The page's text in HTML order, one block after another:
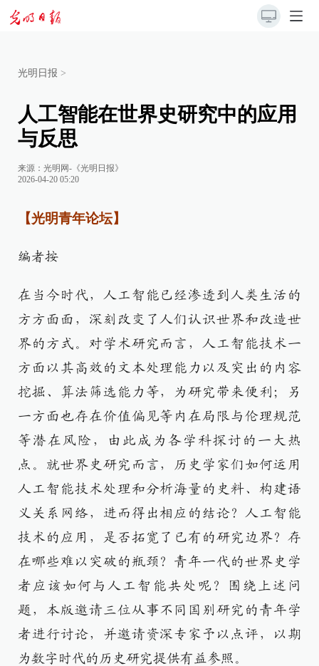
光明日报 >
人工智能在世界史研究中的应用
与反思
来源： 光明网-《光明日报》
2026-04-20 05:20
【光明青年论坛】
编者按
在当今时代，人工智能已经渗透到人类生活的
方方面面，深刻改变了人们认识世界和改造世
界的方式。对学术研究而言，人工智能技术一
方面以其高效的文本处理能力以及突出的内容
挖掘、算法筛选能力等，为研究带来便利；另
一方面也存在价值偏见等内在局限与伦理规范
等潜在风险，由此成为各学科探讨的一大热
点。就世界史研究而言，历史学家们如何运用
人工智能技术处理和分析海量的史料、构建语
义关系网络，进而得出相应的结论？人工智能
技术的应用，是否拓宽了已有的研究边界？存
在哪些难以突破的瓶颈？青年一代的世界史学
者应该如何与人工智能共处呢？围绕上述问
题，本版邀请三位从事不同国别研究的青年学
者进行讨论，并邀请资深专家予以点评，以期
为数字时代的历史研究提供有益参照。